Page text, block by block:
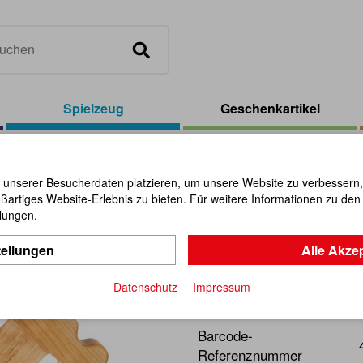
Spielzeug Geschenkartikel
Schwert
Artikel-Nr.:101620
Für ungefährlichen
Barcode-
Referenznummer
Besucherdaten platzieren, um unsere Website zu
Website-Erlebnis zu bieten. Für weitere Informationen zu
Alle
Datenschutz Impressum